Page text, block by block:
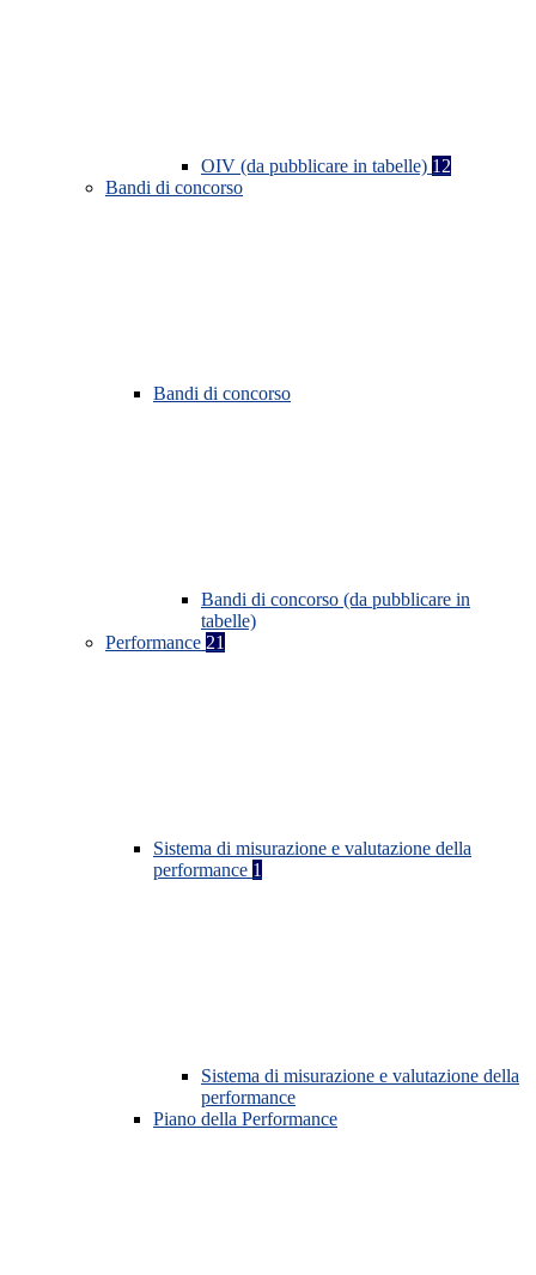
OIV (da pubblicare in tabelle) 12
Bandi di concorso
Bandi di concorso
Bandi di concorso (da pubblicare in
tabelle)
Performance 21
Sistema di misurazione e valutazione della
performance 1
Sistema di misurazione e valutazione della
performance
Piano della Performance